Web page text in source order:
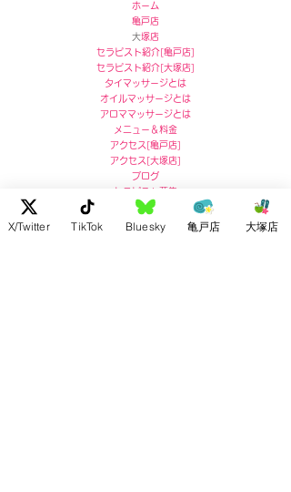
ホーム
亀戸店
​大塚店
セラピスト紹介[亀戸店]
セラピスト紹介[大塚店]
タイマッサージとは
オイルマッサージとは
アロママッサージとは
メニュー＆料金
アクセス [亀戸店]
アクセス [大塚店]
ブログ
セラピスト募集
亀戸店 住所
X/Twitter TikTok Bluesky 亀戸店 大塚店